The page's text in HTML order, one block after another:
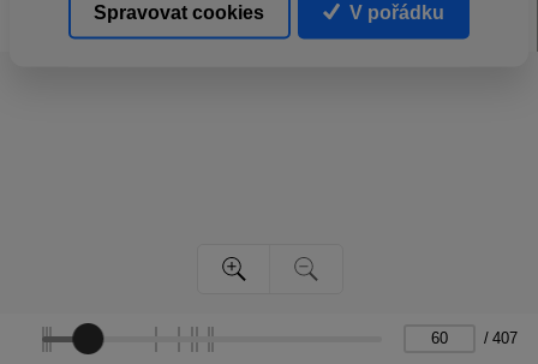
/ 407
Spravovat cookies V pořádku